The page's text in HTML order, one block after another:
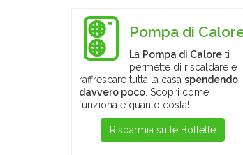
Pompa di
La Pompa di Calore ti
permette di riscaldare e
raffrescare tutta la casa spendendo
davvero poco. Scopri come
funziona e quanto costa!
Risparmia sulle Bollette